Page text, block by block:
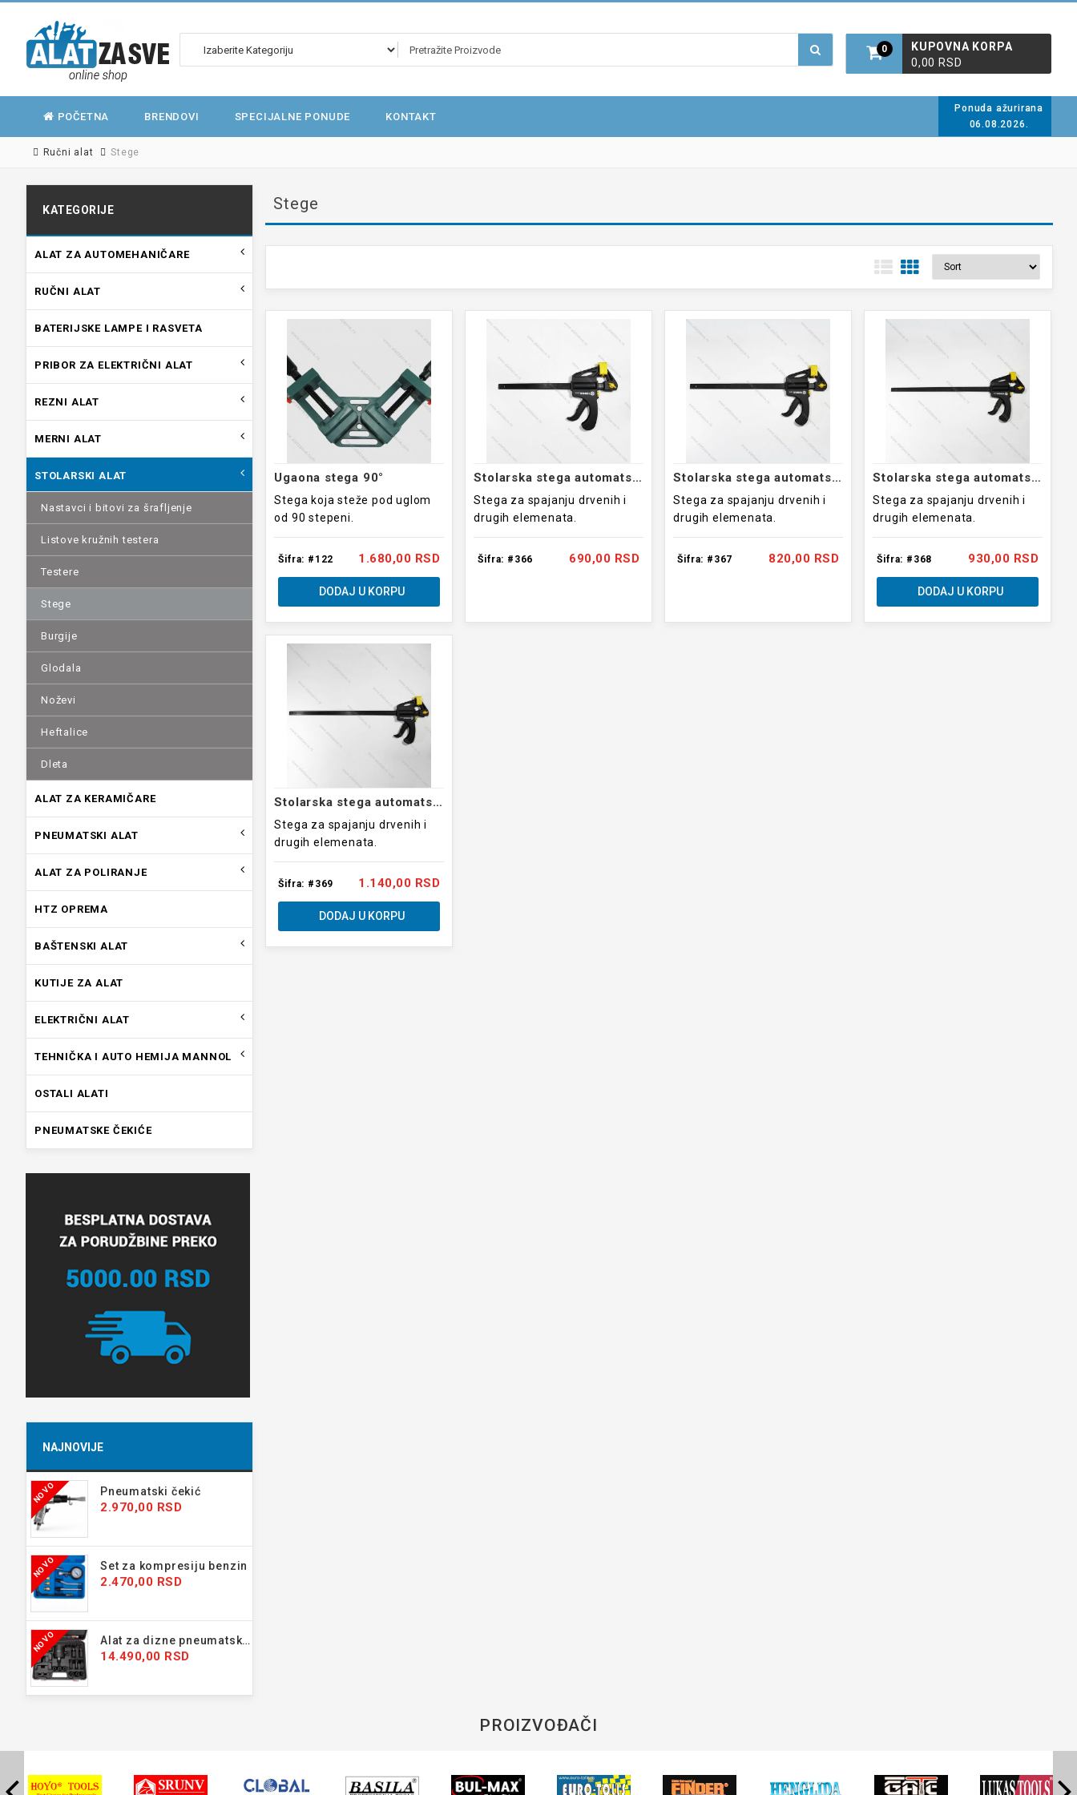
0
KUPOVNA KORPA
0,00 RSD
POČETNA BRENDOVI SPECIJALNE PONUDE KONTAKT
Ponuda ažurirana
06.08.2026.
Ručni alat Stege
KATEGORIJE
ALAT ZA AUTOMEHANIČARE
RUČNI ALAT
BATERIJSKE LAMPE I RASVETA
PRIBOR ZA ELEKTRIČNI ALAT
REZNI ALAT
MERNI ALAT
STOLARSKI ALAT
Nastavci i bitovi za šrafljenje
Listove kružnih testera
Testere
Stege
Burgije
Glodala
Noževi
Heftalice
Dleta
ALAT ZA KERAMIČARE
PNEUMATSKI ALAT
ALAT ZA POLIRANJE
HTZ OPREMA
BAŠTENSKI ALAT
KUTIJE ZA ALAT
ELEKTRIČNI ALAT
TEHNIČKA I AUTO HEMIJA MANNOL
OSTALI ALATI
PNEUMATSKE ČEKIĆE
NAJNOVIJE
NOVO Pneumatski čekić
2.970,00 RSD
NOVO Set za kompresiju benzin
2.470,00 RSD
NOVO Alat za dizne pneumatski 24 kom
14.490,00 RSD
Stege
Ugaona stega 90°
Stega koja steže pod uglom
od 90 stepeni.
Šifra: #122 1.680,00 RSD
DODAJ U KORPU
Stolarska stega automatska 203mm
Stega za spajanju drvenih i
drugih elemenata.
Šifra: #366 690,00 RSD
Stolarska stega automatska 304mm
Stega za spajanju drvenih i
drugih elemenata.
Šifra: #367 820,00 RSD
Stolarska stega automatska 406mm
Stega za spajanju drvenih i
drugih elemenata.
Šifra: #368 930,00 RSD
DODAJ U KORPU
Stolarska stega automatska 457mm
Stega za spajanju drvenih i
drugih elemenata.
Šifra: #369 1.140,00 RSD
DODAJ U KORPU
PROIZVOĐAČI